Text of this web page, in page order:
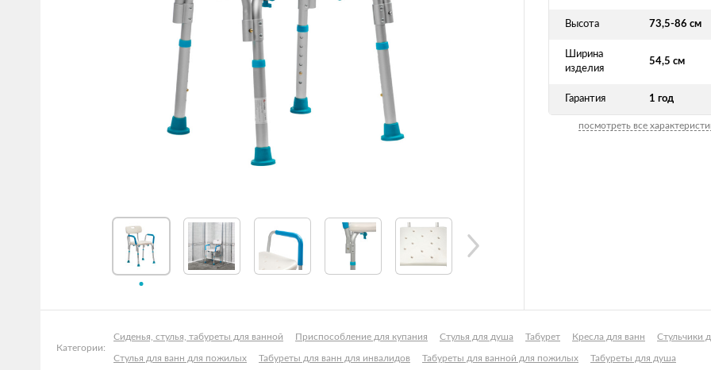
Высота 73,5-86 см
Ширина
изделия
54,5 см
Гарантия 1 год
посмотреть все
Категории:
Сиденья, стулья, табуреты для ванной Приспособление для купания Стулья для душа Табурет Кресла для ванн Стульчики
Стулья для ванн для пожилых Табуреты для ванн для инвалидов Табуреты для ванной для пожилых Табуреты для душа